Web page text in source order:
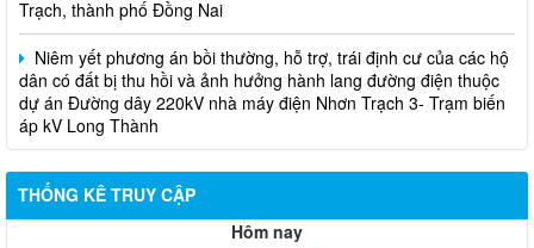
Niêm yết phương án bồi thường, hỗ trợ, trái định cư của các hộ
dân có đất bị thu hồi và ảnh hưởng hành lang đường điện thuộc
dự án Đường dây 220kV nhà máy điện Nhơn Trạch 3- Trạm biến
áp kV Long Thành
Biên bản về việc niêm yết phương án bồi thường, hỗ trợ, tái
định cư của các hộ dân có đất bị thu hồi thuộc dự án nâng cấp
đường 25B cũ đoạn từ Trung tâm huyện Nhơn Trạch ra Quốc lộ
51, huyện Long Thành và huyện Nhơn Trạch
THỐNG KÊ TRUY CẬP
Hôm nay